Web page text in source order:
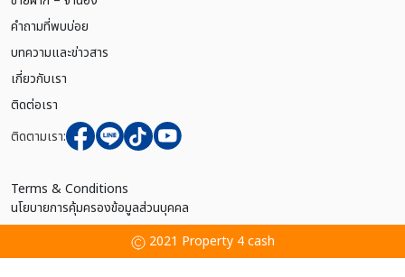
คำถามที่พบบ่อย
บทความและข่าวสาร
เกี่ยวกับเรา
ติดต่อเรา
ติดตามเรา:
Terms & Conditions
นโยบายการคุ้มครองข้อมูลส่วนบุคคล
2021 Property 4 cash